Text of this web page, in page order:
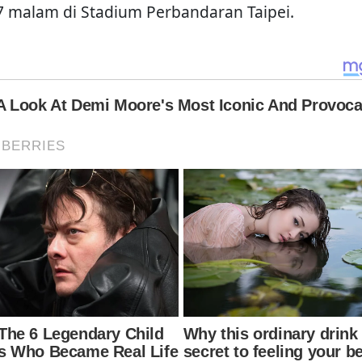
malam di Stadium Perbandaran Taipei.